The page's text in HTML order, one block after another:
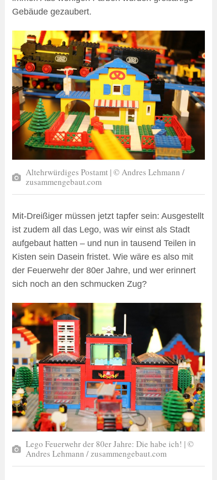
Gebäude gezaubert.
Altehrwürdiges Postamt | © Andres Lehmann /
zusammengebaut.com
Mit-Dreißiger müssen jetzt tapfer sein: Ausgestellt
ist zudem all das Lego, was wir einst als Stadt
aufgebaut hatten – und nun in tausend Teilen in
Kisten sein Dasein fristet. Wie wäre es also mit
der Feuerwehr der 80er Jahre, und wer erinnert
sich noch an den schmucken Zug?
Lego Feuerwehr der 80er Jahre: Die habe ich! | ©
Andres Lehmann / zusammengebaut.com